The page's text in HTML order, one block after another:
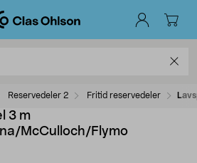
Reservedeler 2 Fritid reservedeler
3 m
McCulloch/Flymo